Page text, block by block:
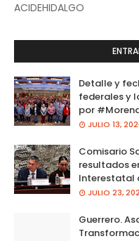
ACIDEHIDALGO
Detalle y
federales y
por
JULIO 13,
Comisario
resultados
Interestatal
JULIO 23,
Guerrero.